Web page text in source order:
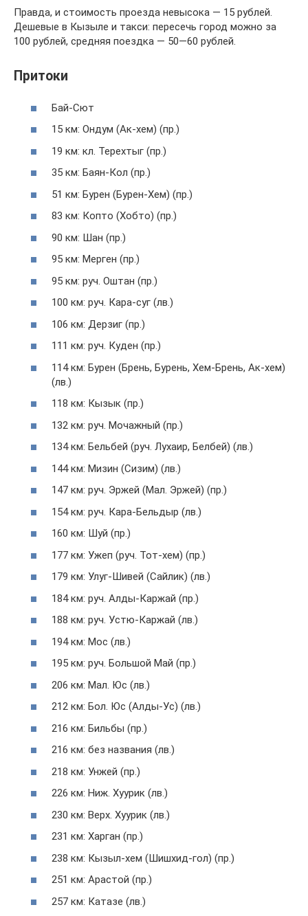
Правда, и стоимость проезда невысока — 15 рублей.
Дешевые в Кызыле и такси: пересечь город можно за
100 рублей, средняя поездка — 50—60 рублей.
Притоки
Бай-Сют
15 км: Ондум (Ак-хем) (пр.)
19 км: кл. Терехтыг (пр.)
35 км: Баян-Кол (пр.)
51 км: Бурен (Бурен-Хем) (пр.)
83 км: Копто (Хобто) (пр.)
90 км: Шан (пр.)
95 км: Мерген (пр.)
95 км: руч. Оштан (пр.)
100 км: руч. Кара-суг (лв.)
106 км: Дерзиг (пр.)
111 км: руч. Куден (пр.)
114 км: Бурен (Брень, Бурень, Хем-Брень, Ак-хем)
(лв.)
118 км: Кызык (пр.)
132 км: руч. Мочажный (пр.)
134 км: Бельбей (руч. Лухаир, Белбей) (лв.)
144 км: Мизин (Сизим) (лв.)
147 км: руч. Эржей (Мал. Эржей) (пр.)
154 км: руч. Кара-Бельдыр (лв.)
160 км: Шуй (пр.)
177 км: Ужеп (руч. Тот-хем) (пр.)
179 км: Улуг-Шивей (Сайлик) (лв.)
184 км: руч. Алды-Каржай (пр.)
188 км: руч. Устю-Каржай (лв.)
194 км: Мос (лв.)
195 км: руч. Большой Май (пр.)
206 км: Мал. Юс (лв.)
212 км: Бол. Юс (Алды-Ус) (лв.)
216 км: Бильбы (пр.)
216 км: без названия (лв.)
218 км: Унжей (пр.)
226 км: Ниж. Хуурик (лв.)
230 км: Верх. Хуурик (лв.)
231 км: Харган (пр.)
238 км: Кызыл-хем (Шишхид-гол) (пр.)
251 км: Арастой (пр.)
257 км: Катазе (лв.)